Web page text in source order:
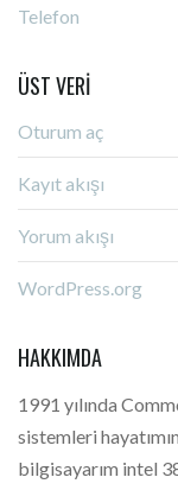
Telefon
ÜST VERI
Oturum aç
Kayıt akışı
Yorum akışı
WordPress.org
HAKKIMDA
1991 yılında
sistemleri
bilgisayarım intel